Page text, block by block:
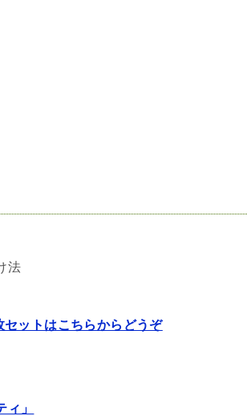
法
ットはこちらからどうぞ
ィ」